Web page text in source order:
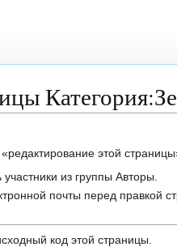
этой
из группы Авторы.
почты перед правкой
код этой страницы.